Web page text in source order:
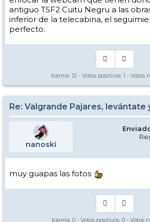
antiguo TSF2 Cuitu Negru a las
inferior de la telecabina, el
perfecto.
Karma: 12 - Votos positivos: 1 - Votos
Re: Valgrande Pajares, levántate
nanoski
muy guapas las fotos
Karma: 0 - Votos positivos: 0 - Votos